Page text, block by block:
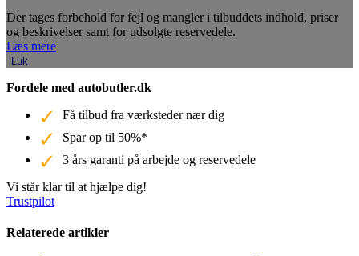
Der tages forbehold for fejl og mangler i tilbuddets indhold, priser
og beskrivelser samt for udsolgte reservedele.
Læs mere
Luk
Fordele med autobutler.dk
Få tilbud fra værksteder nær dig
Spar op til 50%*
3 års garanti på arbejde og reservedele
Vi står klar til at hjælpe dig!
Trustpilot
Relaterede artikler